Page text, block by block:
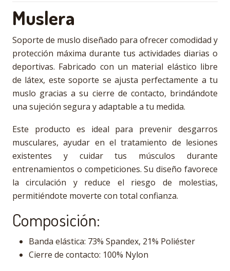
Muslera
Soporte de muslo diseñado para ofrecer comodidad y
protección máxima durante tus actividades diarias o
deportivas. Fabricado con un material elástico libre
de látex, este soporte se ajusta perfectamente a tu
muslo gracias a su cierre de contacto, brindándote
una sujeción segura y adaptable a tu medida.
Este producto es ideal para prevenir desgarros
musculares, ayudar en el tratamiento de lesiones
existentes y cuidar tus músculos durante
entrenamientos o competiciones. Su diseño favorece
la circulación y reduce el riesgo de molestias,
permitiéndote moverte con total confianza.
Composición:
Banda elástica: 73% Spandex, 21% Poliéster
Cierre de contacto: 100% Nylon